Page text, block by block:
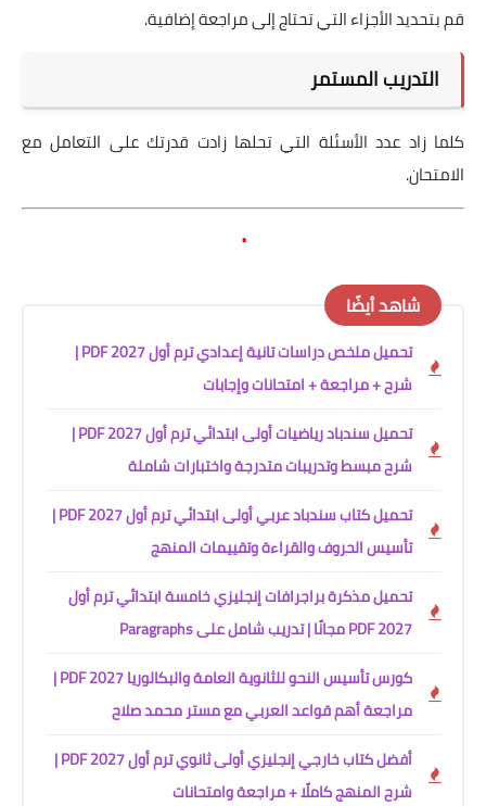
قم بتحديد الأجزاء التي تحتاج إلى مراجعة إضافية.
التدريب المستمر
كلما زاد عدد الأسئلة التي تحلها زادت قدرتك على التعامل مع
الامتحان.
.
شاهد أيضًا
تحميل ملخص دراسات تانية إعدادي ترم أول 2027 PDF |
شرح + مراجعة + امتحانات وإجابات
تحميل سندباد رياضيات أولى ابتدائي ترم أول 2027 PDF |
شرح مبسط وتدريبات متدرجة واختبارات شاملة
تحميل كتاب سندباد عربي أولى ابتدائي ترم أول 2027 PDF |
تأسيس الحروف والقراءة وتقييمات المنهج
تحميل مذكرة براجرافات إنجليزي خامسة ابتدائي ترم أول
2027 PDF مجانًا | تدريب شامل على Paragraphs
كورس تأسيس النحو للثانوية العامة والبكالوريا 2027 PDF |
مراجعة أهم قواعد العربي مع مستر محمد صلاح
أفضل كتاب خارجي إنجليزي أولى ثانوي ترم أول 2027 PDF |
شرح المنهج كاملًا + مراجعة وامتحانات